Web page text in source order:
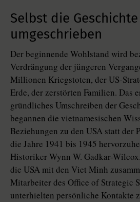
Selbst die
umgeschrieben
Der beginnende Wohlstand wird
Verdrängung der jüngeren
Millionen Kriegstoten, der US-
Erde, der zerstörten Familien. Das
gründliches Umschreiben der
begannen die vietnamesischen
Beziehungen zu den USA statt der
die Jahre 1941 bis 1945
Historiker Wynn W. Gadkar-
die USA mit den Viet Minh
Mitarbeiter des Office of Strategic
unterhielten persönliche Kontakte